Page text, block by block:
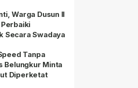
Warga Dusun II
Secara Swadaya
Tanpa
Belungkur Minta
Diperketat